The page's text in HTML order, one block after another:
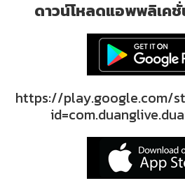
ดาวน์โหลดแอพพลิเค
https://play.google.com/